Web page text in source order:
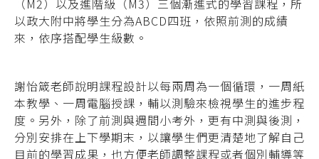
（M2）以及進階級（M3）三個漸進式的學習課程，所
以政大附中將學生分為ABCD四班，依照前測的成績
來，依序搭配學生級數。
謝怡箴老師說明課程設計以每兩周為一個循環，一周紙
本教學、一周電腦授課，輔以測驗來檢視學生的進步程
度。另外，除了前測與週間小考外，更有中測與後測，
分別安排在上下學期末，以讓學生們更清楚地了解自己
目前的學習成果，也方便老師調整課程或者個別輔導等